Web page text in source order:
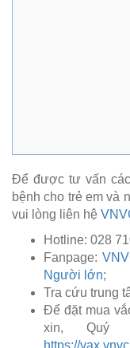
Để được tư vấn
bệnh cho trẻ em và
vui lòng liên hệ
Hotline: 028
Fanpage:
Người lớn;
Tra cứu trung
Để đặt mua
xin, Quý